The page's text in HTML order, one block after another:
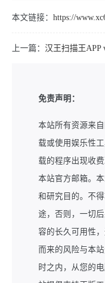
本文链接： https://
上一篇： 汉王扫描王APP v2.7.14.82 安卓
免责声明：
本站所有资源来
载或使用娱乐性
载的程序出现收
本站官方邮箱。
和研究目的。不
途，否则，一切
容的长久可用性
而来的风险与本
时之内，从您的